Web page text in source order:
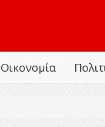
Οικονομία